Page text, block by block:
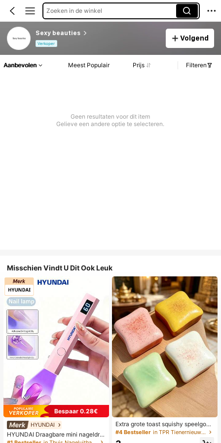
Zoeken in de winkel
Sexy beauties
Verkoper
Volgend
Aanbevolen Meest Populair Prijs Filteren
Geen resultaten voor dit item
Gelieve een andere optie te selecteren.
Misschien Vindt U Dit Ook Leuk
Bespaar 0.28€
HYUNDAI
HYUNDAI Draagbare mini nageldro
ger, oplaadbare handlamp UV/LED
Extra grote toast squishy speelgoe
d, superzachte boter toast stressve
#4 Bestseller in TPR Tienernieuwigheid en grappenspeelgoed